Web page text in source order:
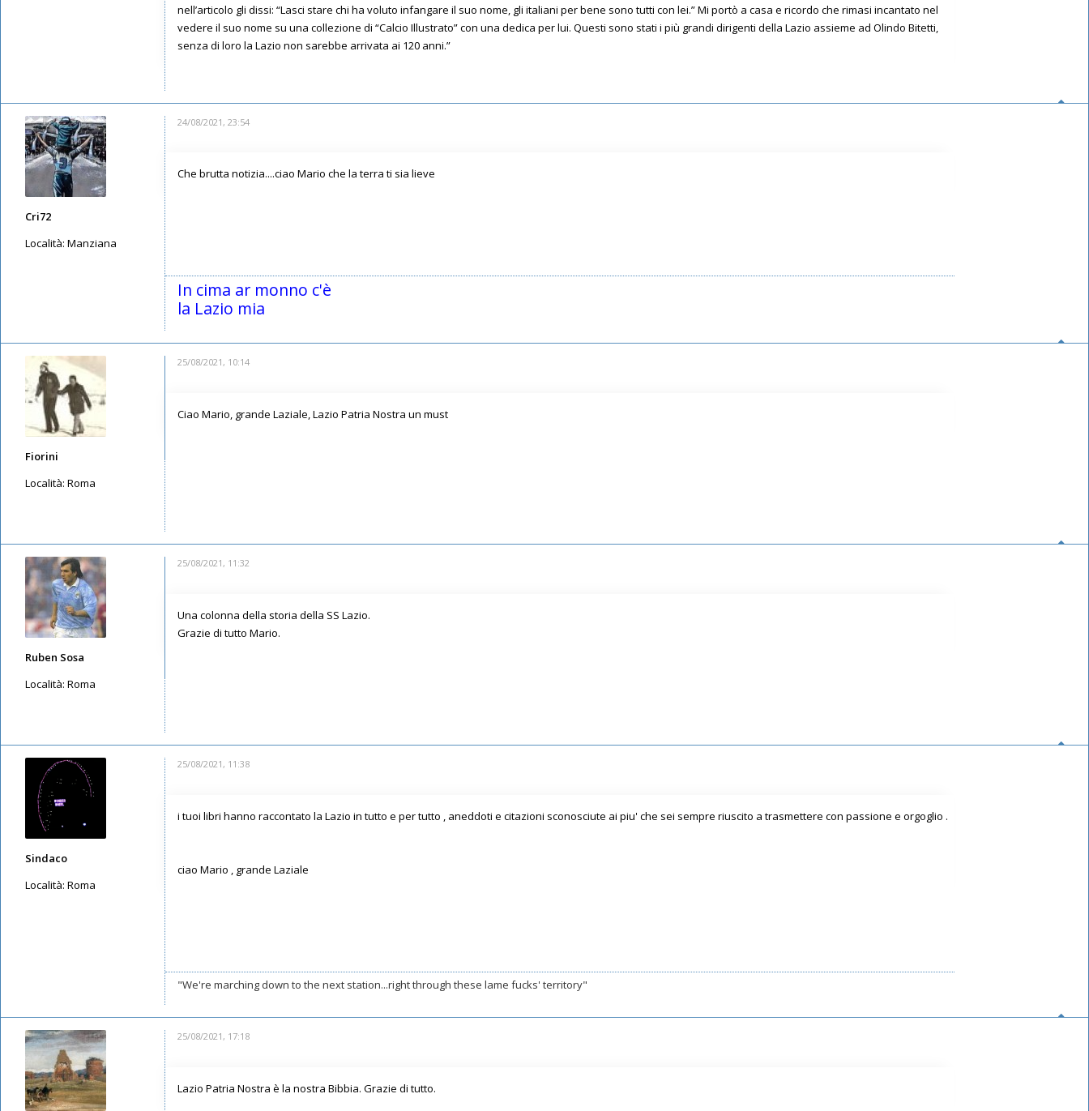
nell’articolo gli dissi: “Lasci stare chi ha voluto infangare il suo nome, gli italiani per bene sono tutti con lei.” Mi portò a casa e ricordo che rimasi incantato nel
vedere il suo nome su una collezione di “Calcio Illustrato” con una dedica per lui. Questi sono stati i più grandi dirigenti della Lazio assieme ad Olindo Bitetti,
senza di loro la Lazio non sarebbe arrivata ai 120 anni.”
Cri72
Località: Manziana
24/08/2021, 23:54
Che brutta notizia....ciao Mario che la terra ti sia lieve
In cima ar monno c'è
la Lazio mia
Fiorini
Località: Roma
25/08/2021, 10:14
Ciao Mario, grande Laziale, Lazio Patria Nostra un must
Ruben Sosa
Località: Roma
25/08/2021, 11:32
Una colonna della storia della SS Lazio.
Grazie di tutto Mario.
Sindaco
Località: Roma
25/08/2021, 11:38
i tuoi libri hanno raccontato la Lazio in tutto e per tutto , aneddoti e citazioni sconosciute ai piu' che sei sempre riuscito a trasmettere con passione e orgoglio .
ciao Mario , grande Laziale
"We're marching down to the next station...right through these lame fucks' territory"
25/08/2021, 17:18
Lazio Patria Nostra è la nostra Bibbia. Grazie di tutto.